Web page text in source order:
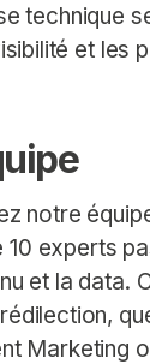
technique
et les
notre
experts
et la data.
Marketing